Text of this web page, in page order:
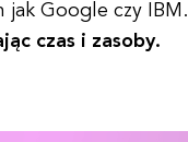
Google czy IBM.
czas i zasoby.